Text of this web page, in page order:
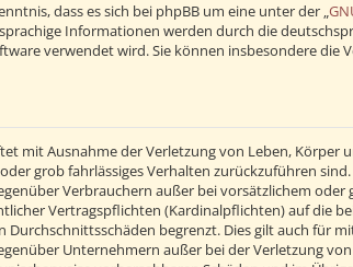
dass es sich bei phpBB um eine unter der „
Informationen werden durch die
verwendet wird. Sie können insbesondere
mit Ausnahme der Verletzung von Leben,
grob fahrlässiges Verhalten zurückzuführen
Verbrauchern außer bei vorsätzlichem
Vertragspflichten (Kardinalpflichten) auf die
Durchschnittsschäden begrenzt. Dies gilt auch für
Unternehmern außer bei der Verletzung